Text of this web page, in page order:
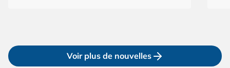
Voir plus de nouvelles